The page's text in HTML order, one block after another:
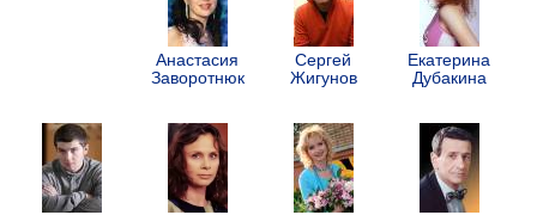
Анастасия
Заворотнюк
Сергей
Жигунов
Екатерина
Дубакина